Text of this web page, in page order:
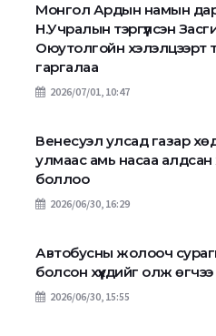
Монгол Ардын намын
Н.Учралын тэргүүлсэн
Оюутолгойн хэлэлцээрт
гаргалаа
2026/07/01, 10:47
Венесуэл улсад газар
улмаас амь насаа алдсан
боллоо
2026/06/30, 16:29
Автобусны жолооч
болсон хүүхдийг олж өгчээ
2026/06/30, 15:55